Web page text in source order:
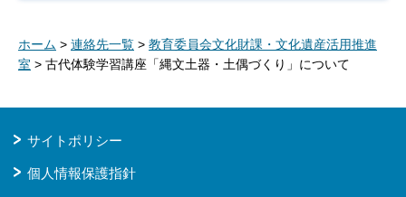
ホーム > 連絡先一覧 > 教育委員会文化財課・文化遺産活用推進
室 > 古代体験学習講座「縄文土器・土偶づくり」について
サイトポリシー
個人情報保護指針